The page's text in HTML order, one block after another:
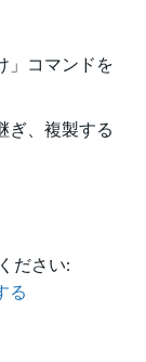
」コマンドを
ぎ、複製する
ださい:
る